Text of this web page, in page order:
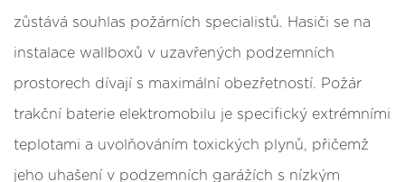
zůstává souhlas požárních specialistů. Hasiči se na
instalace wallboxů v uzavřených podzemních
prostorech dívají s maximální obezřetností. Požár
trakční baterie elektromobilu je specifický extrémními
teplotami a uvolňováním toxických plynů, přičemž
jeho uhašení v podzemních garážích s nízkým